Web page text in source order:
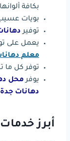
بكافة
بويات
توفير
يعمل على
معلم
توفر كل ما
يوفرمحل
دهانات
أبرز